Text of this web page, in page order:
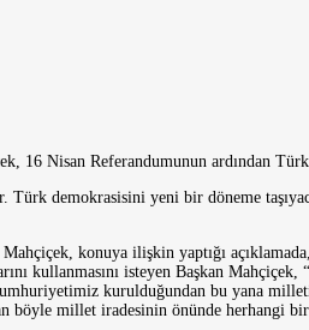
16 Nisan Referandumunun ardından
demokrasisini yeni bir döneme
konuya ilişkin yaptığı
kullanmasını isteyen Başkan
kurulduğundan bu yana
böyle millet iradesinin önünde herhangi